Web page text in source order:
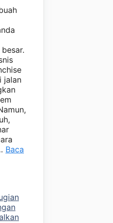
jalan
Baca